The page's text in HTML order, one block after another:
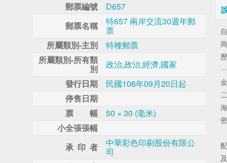
郵票編號
D657
郵票名稱
特657 兩岸交流30週年郵
票
所屬類別-主別
特種郵票
所屬類別-所有類
別
政治,政治,經濟,國家
發行日期
民國106年09月20日起
停售日期
票 幅
50 × 30 (毫米)
小全張張幅
承 印 者
中華彩色印刷股份有限公
司